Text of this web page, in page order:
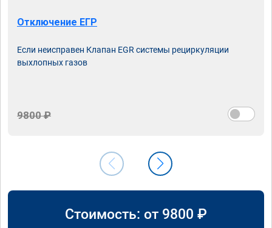
Отключение ЕГР
Если неисправен Клапан EGR системы рециркуляции
выхлопных газов
9800 ₽
Стоимость: от 9800 ₽